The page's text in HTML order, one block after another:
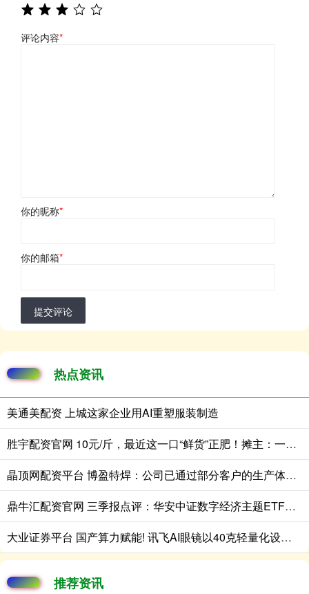
评论内容*
你的昵称*
你的邮箱*
提交评论
热点资讯
美通美配资 上城这家企业用AI重塑服装制造
胜宇配资官网 10元/斤，最近这一口“鲜货”正肥！摊主：一天上百斤不够卖
晶顶网配资平台 博盈特焊：公司已通过部分客户的生产体系认证并获得相应订单
鼎牛汇配资官网 三季报点评：华安中证数字经济主题ETF基金季度涨幅39.88%
大业证券平台 国产算力赋能! 讯飞AI眼镜以40克轻量化设计开启跨国商务沟通新范式
推荐资讯